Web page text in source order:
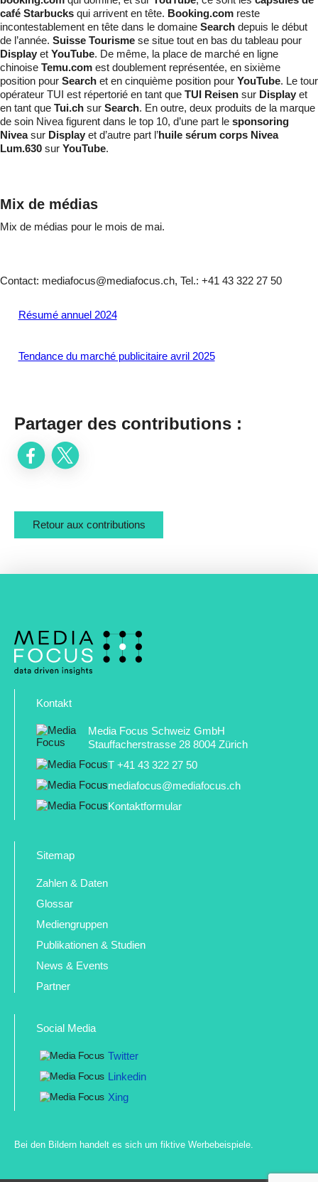
café Starbucks qui arrivent en tête. Booking.com reste
incontestablement en tête dans le domaine Search depuis le début
de l’année. Suisse Tourisme se situe tout en bas du tableau pour
Display et YouTube. De même, la place de marché en ligne
chinoise Temu.com est doublement représentée, en sixième
position pour Search et en cinquième position pour YouTube. Le tour
opérateur TUI est répertorié en tant que TUI Reisen sur Display et
en tant que Tui.ch sur Search. En outre, deux produits de la marque
de soin Nivea figurent dans le top 10, d’une part le sponsoring
Niveasur Display et d’autre part l’huile sérum corps Nivea
Lum.630 sur YouTube.
Mix de médias
Mix de médias pour le mois de mai.
Contact: mediafocus@mediafocus.ch, Tel.: +41 43 322 27 50
Résumé annuel 2024
Tendance du marché publicitaire avril 2025
Partager des contributions :
Retour aux contributions
Kontakt
Media Focus Schweiz GmbH
Stauffacherstrasse 28 8004 Zürich
T +41 43 322 27 50
mediafocus@mediafocus.ch
Kontaktformular
Sitemap
Zahlen & Daten
Glossar
Mediengruppen
Publikationen & Studien
News & Events
Partner
Social Media
Twitter
Linkedin
Xing
Bei den Bildern handelt es sich um fiktive Werbebeispiele.